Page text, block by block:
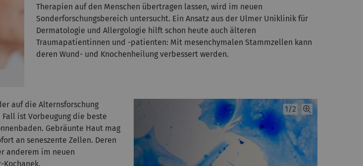
Therapien auf den Menschen übertragen lassen, wird im neuen
Sonderforschungsbereich untersucht. Ein Ansatz aus der Ulmer Uniklinik für
Dermatologie und Allergologie hilft schon heute auch älteren
Traumapatientinnen und -patienten: Mit mesenchymalen Stammzellen kann
deren Wund- und Knochenheilung verbessert werden.
auf die Alternsforschung
ist Vorbeugung die beste
Gebräunte Haut mag
an seneszente Zellen. Deren
anderem im neuen